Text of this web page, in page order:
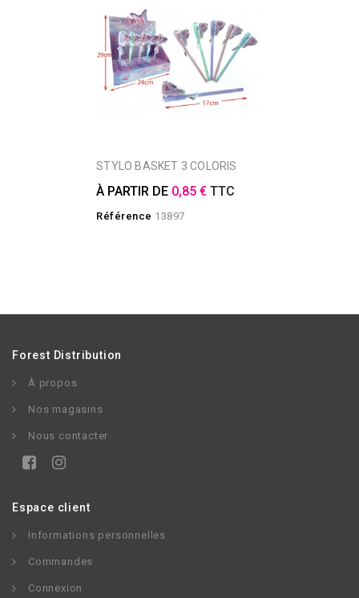
STYLO BASKET 3 COLORIS
À PARTIR DE 0,85 € TTC
Référence 13897
Forest Distribution
À propos
Nos magasins
Nous contacter
Espace client
Informations personnelles
Commandes
Connexion